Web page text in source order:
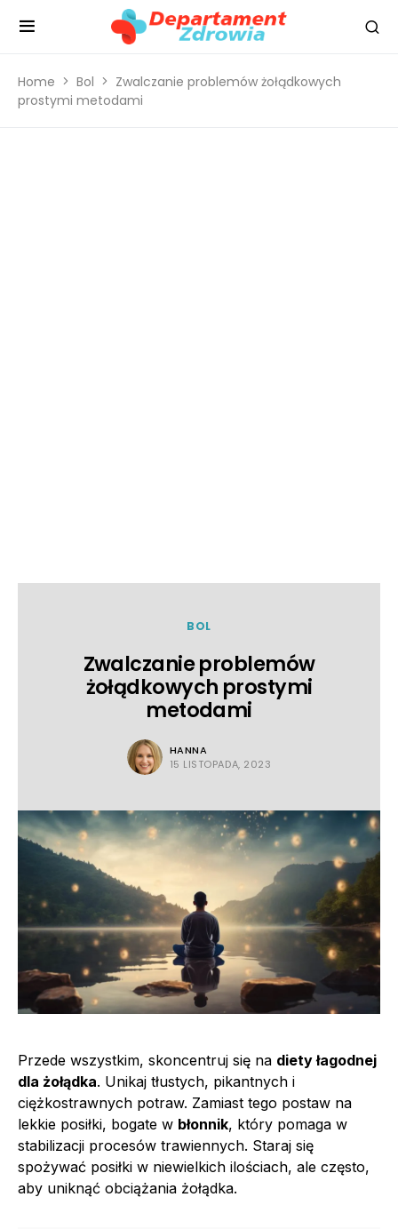
Home Bol
Zwalczanie problemów żołądkowych
prostymi metodami
BOL
Zwalczanie problemów
żołądkowych prostymi
metodami
HANNA
15 LISTOPADA, 2023
Przede wszystkim, skoncentruj się na diety łagodnej
dla żołądka. Unikaj tłustych, pikantnych i
ciężkostrawnych potraw. Zamiast tego postaw na
lekkie posiłki, bogate w błonnik, który pomaga w
stabilizacji procesów trawiennych. Staraj się
spożywać posiłki w niewielkich ilościach, ale często,
aby uniknąć obciążania żołądka.